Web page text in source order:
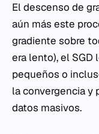
El descenso de
aún más este
gradiente sobre
era lento), el
pequeños o
la convergencia y
datos masivos.